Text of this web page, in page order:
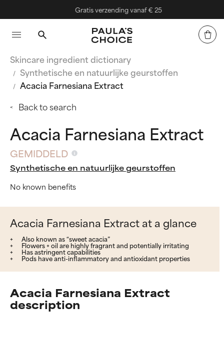
Gratis verzending vanaf € 25
Skincare ingredient dictionary
Synthetische en natuurlijke geurstoffen
Acacia Farnesiana Extract
Back to search
Acacia Farnesiana Extract
GEMIDDELD
Synthetische en natuurlijke geurstoffen
No known benefits
Acacia Farnesiana Extract at a glance
Also known as “sweet acacia”
Flowers + oil are highly fragrant and potentially irritating
Has astringent capabilities
Pods have anti-inflammatory and antioxidant properties
Acacia Farnesiana Extract
description